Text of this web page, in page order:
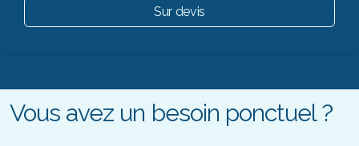
Sur devis
Vous avez un besoin ponctuel ?